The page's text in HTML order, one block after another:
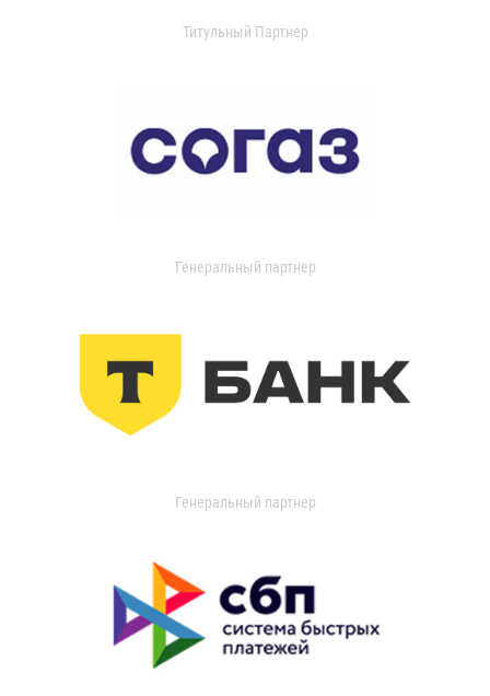
Титульный Партнер
Генеральный партнер
Генеральный партнер